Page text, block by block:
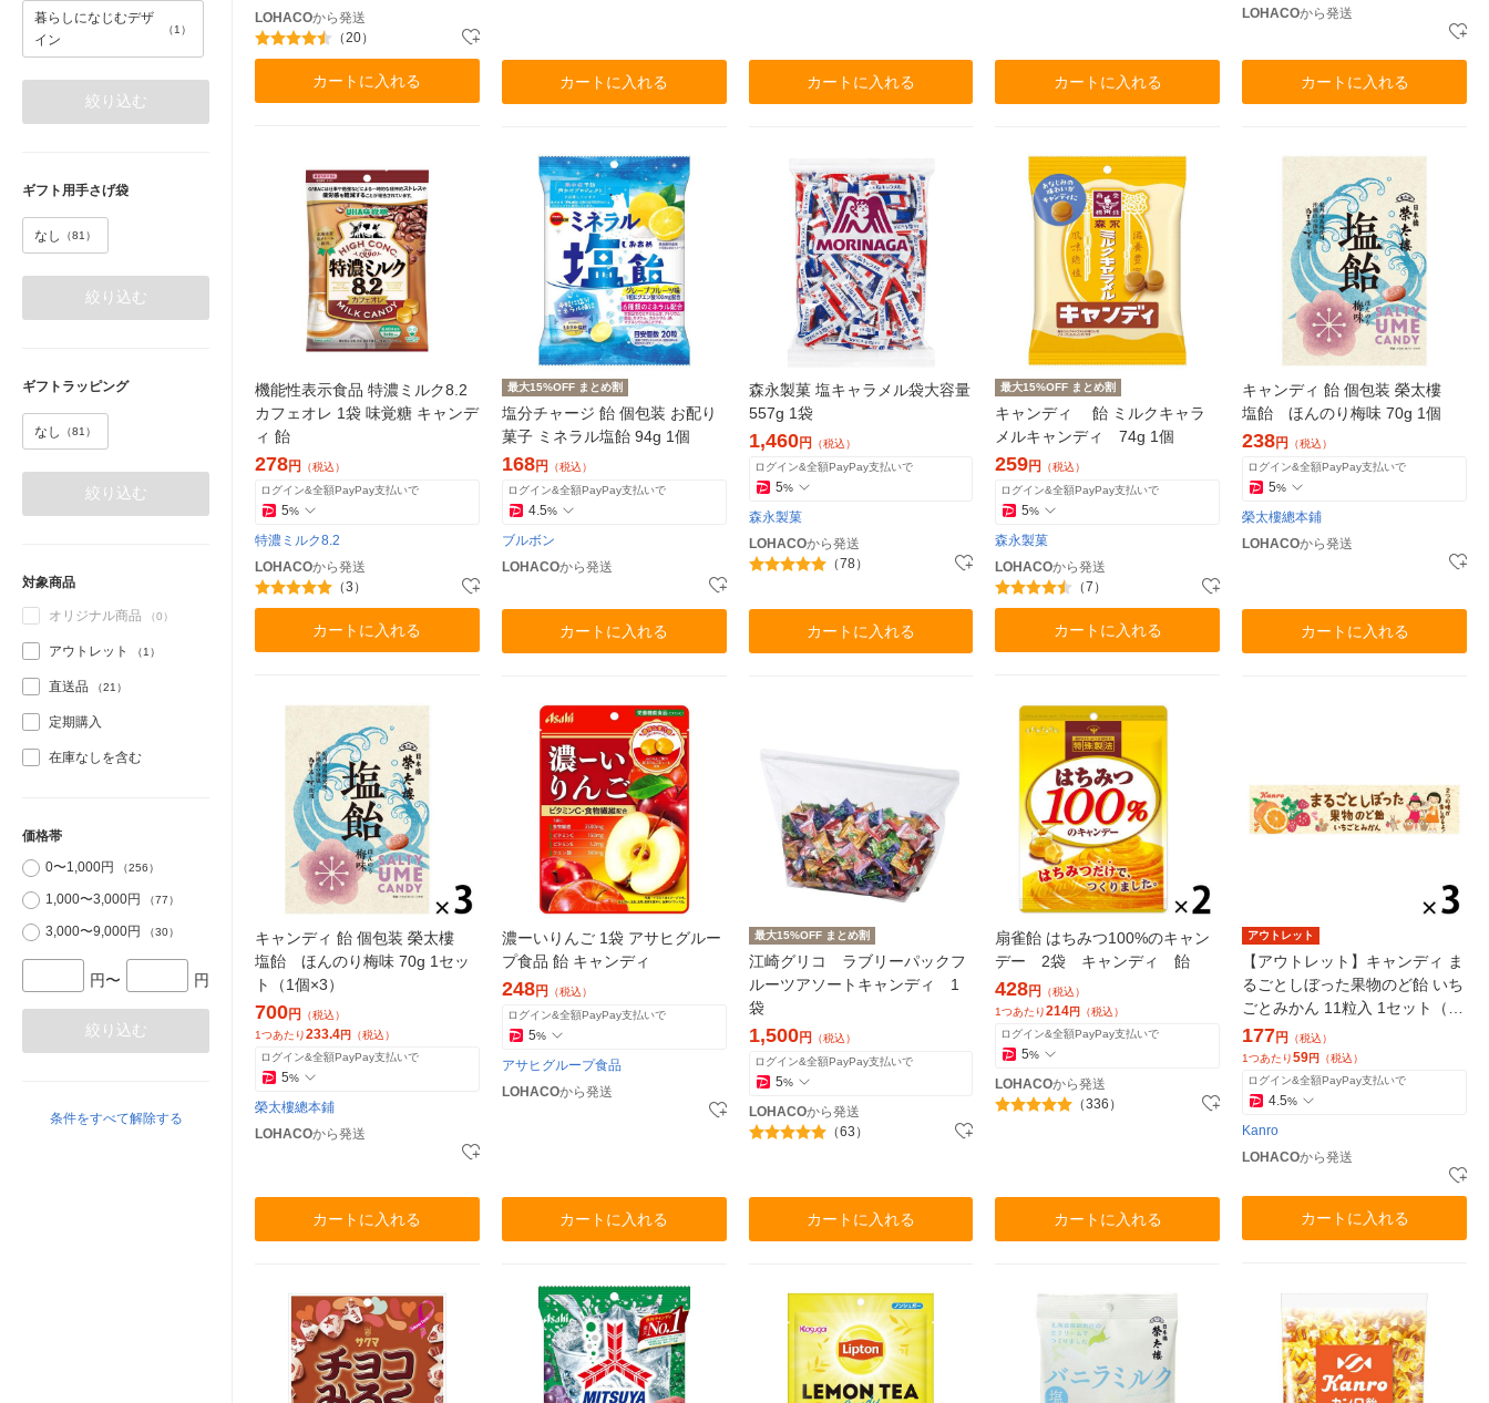
暮らしになじむデザ
イン
（1）
絞り込む
ギフト用手さげ袋
なし （81）
絞り込む
ギフトラッピング
なし （81）
絞り込む
対象商品
オリジナル商品 （0）
アウトレット （1）
直送品 （21）
定期購入
在庫なしを含む
価格帯
0〜1,000円
（256）
1,000〜3,000円 （77）
3,000〜9,000円 （30）
円〜 円
絞り込む
条件をすべて解除する
LOHACOから発送
（20）
カートに入れる カートに入れる カートに入れる カートに入れる
LOHACOから発送
カートに入れる
機能性表示食品 特濃ミルク8.2
カフェオレ 1袋 味覚糖 キャンデ
ィ 飴
278円 （税込）
ログイン&全額PayPay支払いで
5%
特濃ミルク8.2
LOHACOから発送
（3）
カートに入れる
最大15%OFF まとめ割
塩分チャージ 飴 個包装 お配り
菓子 ミネラル塩飴 94g 1個
168円 （税込）
ログイン&全額PayPay支払いで
4.5%
ブルボン
LOHACOから発送
カートに入れる
森永製菓 塩キャラメル袋大容量
557g 1袋
1,460円 （税込）
ログイン&全額PayPay支払いで
5%
森永製菓
LOHACOから発送
（78）
カートに入れる
最大15%OFF まとめ割
キャンディ 飴 ミルクキャラ
メルキャンディ 74g 1個
259円
（税込）
ログイン&全額PayPay支払いで
5%
森永製菓
LOHACOから発送
（7）
カートに入れる
キャンディ 飴 個包装 榮太樓
塩飴 ほんのり梅味 70g 1個
238円
（税込）
ログイン&全額PayPay支払いで
5%
榮太樓總本鋪
LOHACOから発送
カートに入れる
キャンディ 飴 個包装 榮太樓
塩飴 ほんのり梅味 70g 1セッ
ト（1個×3）
700円
（税込）
1つあたり233.4円
（税込）
ログイン&全額PayPay支払いで
5%
榮太樓總本鋪
LOHACOから発送
カートに入れる
濃ーいりんご 1袋 アサヒグルー
プ食品 飴 キャンディ
248円
（税込）
ログイン&全額PayPay支払いで
5%
アサヒグループ食品
LOHACOから発送
カートに入れる
最大15%OFF まとめ割
江崎グリコ ラブリーパックフ
ルーツアソートキャンディ 1
袋
1,500円
（税込）
ログイン&全額PayPay支払いで
5%
LOHACOから発送
（63）
カートに入れる
扇雀飴 はちみつ100%のキャン
デー 2袋 キャンディ 飴
428円
（税込）
1つあたり214円
（税込）
ログイン&全額PayPay支払いで
5%
LOHACOから発送
（336）
カートに入れる
アウトレット
【アウトレット】キャンディ ま
るごとしぼった果物のど飴 いち
ごとみかん 11粒入 1セット（1
個×3）
177円
（税込）
1つあたり59円
（税込）
ログイン&全額PayPay支払いで
4.5%
Kanro
LOHACOから発送
カートに入れる